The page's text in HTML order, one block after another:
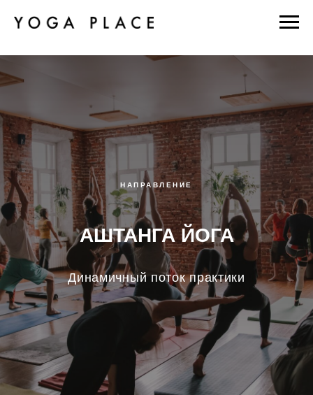
НАПРАВЛЕНИЕ
АШТАНГА ЙОГА
Динамичный поток практики